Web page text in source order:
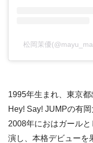
松岡茉優
1995年生まれ、東京
Hey! Say! JUMPの有岡
2008年におはガール
演し、本格デビューを